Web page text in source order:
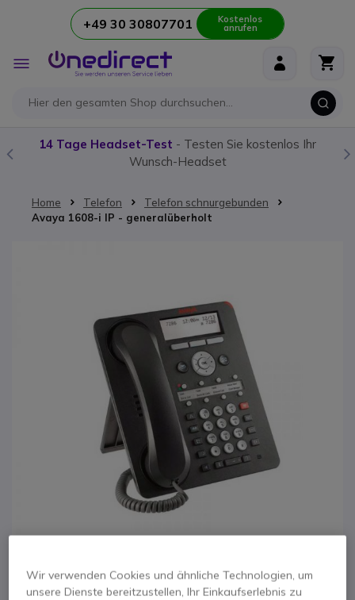
Zum Inhalt springen+49 30 30807701 Kostenlos
anrufen
Navigation
umschalten
14 Tage Headset-Test - Testen Sie kostenlos Ihr
Wunsch-Headset
Home Telefon
Telefon schnurgebunden
Avaya 1608-i IP - generalüberholt
Wir verwenden Cookies und ähnliche Technologien, um
unsere Dienste bereitzustellen, Ihr Einkaufserlebnis zu